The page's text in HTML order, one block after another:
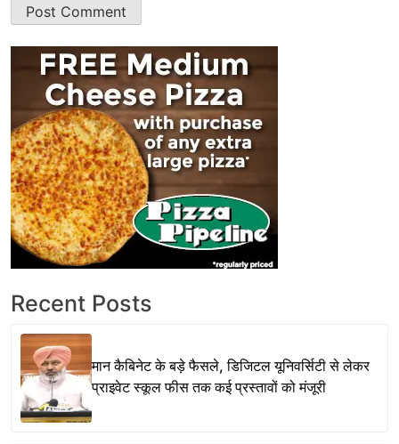
Recent Posts
मान कैबिनेट के बड़े फैसले, डिजिटल यूनिवर्सिटी से लेकर
प्राइवेट स्कूल फीस तक कई प्रस्तावों को मंजूरी